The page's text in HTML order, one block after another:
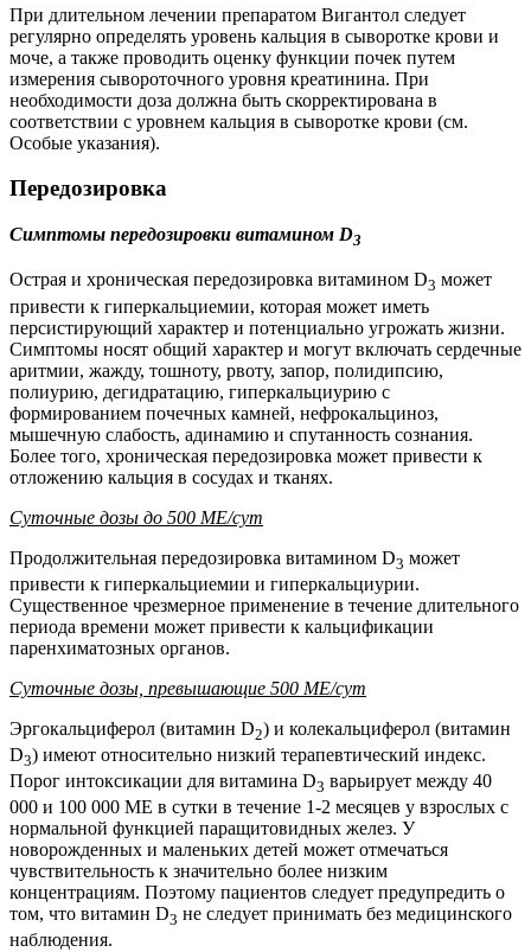
При длительном лечении препаратом Вигантол следует
регулярно определять уровень кальция в сыворотке крови и
моче, а также проводить оценку функции почек путем
измерения сывороточного уровня креатинина. При
необходимости доза должна быть скорректирована в
соответствии с уровнем кальция в сыворотке крови (см.
Особые указания).
Передозировка
Симптомы передозировки витамином D3
Острая и хроническая передозировка витамином D3 может
привести к гиперкальциемии, которая может иметь
персистирующий характер и потенциально угрожать жизни.
Симптомы носят общий характер и могут включать сердечные
аритмии, жажду, тошноту, рвоту, запор, полидипсию,
полиурию, дегидратацию, гиперкальциурию с
формированием почечных камней, нефрокальциноз,
мышечную слабость, адинамию и спутанность сознания.
Более того, хроническая передозировка может привести к
отложению кальция в сосудах и тканях.
Суточные дозы до 500 МЕ/сут
Продолжительная передозировка витамином D3 может
привести к гиперкальциемии и гиперкальциурии.
Существенное чрезмерное применение в течение длительного
периода времени может привести к кальцификации
паренхиматозных органов.
Суточные дозы, превышающие 500 МЕ/сут
Эргокальциферол (витамин D2) и колекальциферол (витамин
D3) имеют относительно низкий терапевтический индекс.
Порог интоксикации для витамина D3 варьирует между 40
000 и 100 000 ME в сутки в течение 1-2 месяцев у взрослых с
нормальной функцией паращитовидных желез. У
новорожденных и маленьких детей может отмечаться
чувствительность к значительно более низким
концентрациям. Поэтому пациентов следует предупредить о
том, что витамин D3 не следует принимать без медицинского
наблюдения.